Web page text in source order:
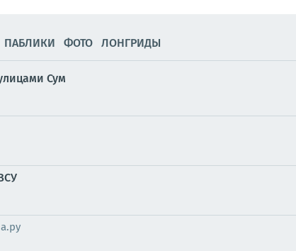
ПАБЛИКИ ФОТО ЛОНГРИДЫ
Сум